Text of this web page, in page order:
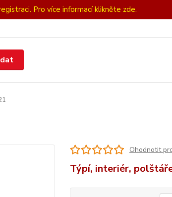
Pro více informací klikněte zde.
Ohodnotit
Týpí, interiér,